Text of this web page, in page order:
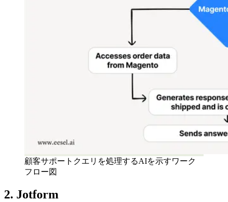
顧客サポートクエリを処理するAIを示すワーク
フロー図
2. Jotform